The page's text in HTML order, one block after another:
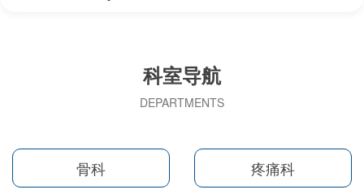
科室导航
DEPARTMENTS
骨科 疼痛科